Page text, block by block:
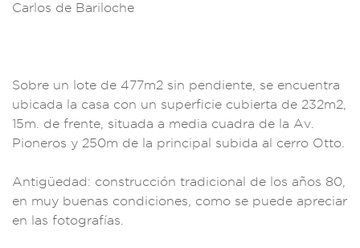
Carlos de Bariloche
Sobre un lote de 477m2 sin pendiente, se encuentra
ubicada la casa con un superficie cubierta de 232m2,
15m. de frente, situada a media cuadra de la Av.
Pioneros y 250m de la principal subida al cerro Otto.
Antigüedad: construcción tradicional de los años 80,
en muy buenas condiciones, como se puede apreciar
en las fotografías.